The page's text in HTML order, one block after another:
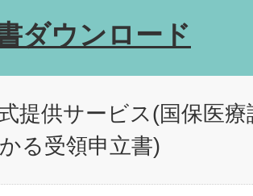
ダウンロード
提供サービス(国保医
る受領申立書)